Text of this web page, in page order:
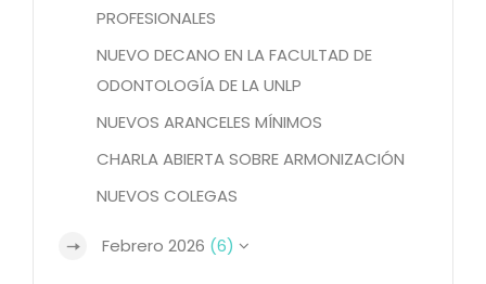
PROFESIONALES
NUEVO DECANO EN LA FACULTAD DE
ODONTOLOGÍA DE LA UNLP
NUEVOS ARANCELES MÍNIMOS
CHARLA ABIERTA SOBRE ARMONIZACIÓN
NUEVOS COLEGAS
Febrero 2026 (6)